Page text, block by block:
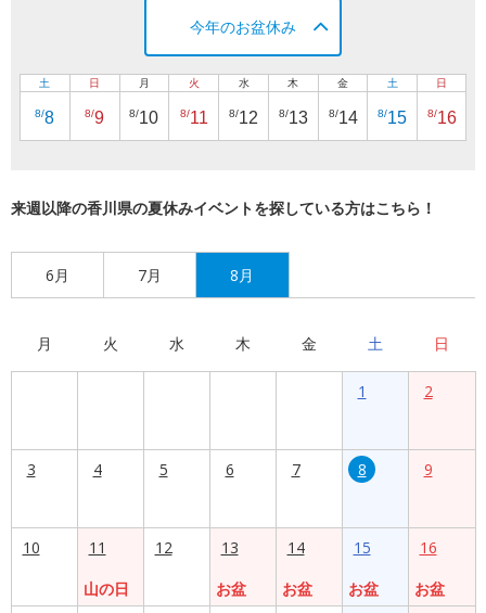
今年のお盆休み
土
8/8
日
8/9
月
8/10
火
8/11
水
8/12
木
8/13
金
8/14
土
8/15
日
8/16
来週以降の香川県の夏休みイベントを探している方はこちら！
6月 7月 8月
月 火 水 木 金 土 日
1 2
3 4 5 6 7 8 9
10
11
山の日
12
13
お盆
14
お盆
15
お盆
16
お盆